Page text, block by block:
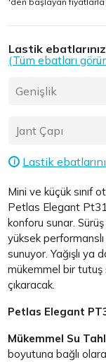
Lastik
(Tüm ebatları
Genişlik
Jant Çapı
i Lastik
Mini ve küçük sınıf
Petlas Elegant
konforu sunar.
yüksek
sunuyor. Yağışlı ya
mükemmel bir tutuş
çıkaracak.
Petlas Elegant
Mükemmel Su
boyutuna bağlı